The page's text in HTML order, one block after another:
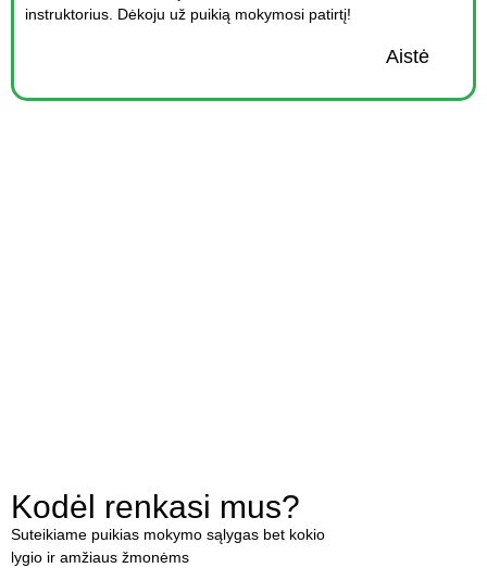
instruktorius. Dėkoju už puikią mokymosi patirtį!
Aistė
Kodėl renkasi mus?
Suteikiame puikias mokymo sąlygas bet kokio
lygio ir amžiaus žmonėms